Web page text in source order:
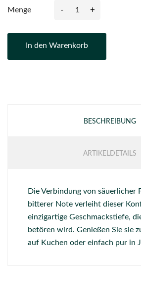
Menge - +
In den Warenkorb
BESCHREIBUNG
ARTIKELDETAILS
Die Verbindung von säuerlicher
bitterer Note verleiht dieser
einzigartige Geschmackstiefe,
betören wird. Genießen Sie sie
auf Kuchen oder einfach pur in